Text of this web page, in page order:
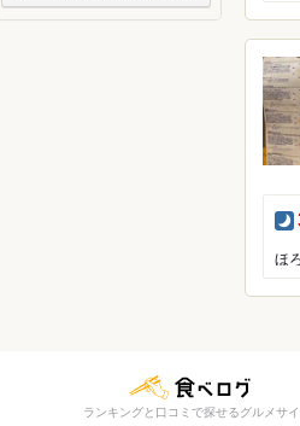
夜
ランキングと口コミで探せるグルメサ